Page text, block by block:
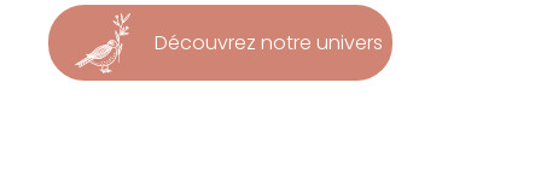
Découvrez notre univers